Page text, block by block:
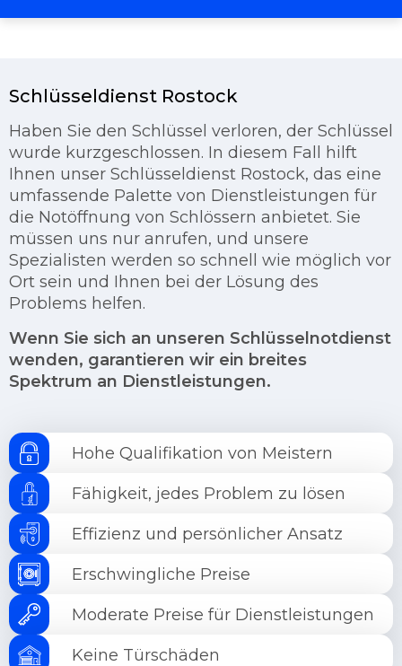
Schlüsseldienst Rostock
Haben Sie den Schlüssel verloren, der Schlüssel
wurde kurzgeschlossen. In diesem Fall hilft
Ihnen unser Schlüsseldienst Rostock, das eine
umfassende Palette von Dienstleistungen für
die Notöffnung von Schlössern anbietet. Sie
müssen uns nur anrufen, und unsere
Spezialisten werden so schnell wie möglich vor
Ort sein und Ihnen bei der Lösung des
Problems helfen.
Wenn Sie sich an unseren Schlüsselnotdienst
wenden, garantieren wir ein breites
Spektrum an Dienstleistungen.
Hohe Qualifikation von Meistern
Fähigkeit, jedes Problem zu lösen
Effizienz und persönlicher Ansatz
Erschwingliche Preise
Moderate Preise für Dienstleistungen
Keine Türschäden